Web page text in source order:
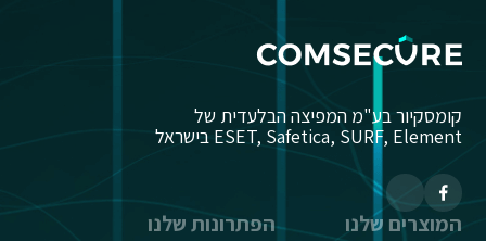
קומסקיור בע"מ המפיצה הבלעדית של
ESET, Safetica, SURF, Element בישראל
המוצרים שלנו הפתרונות שלנו